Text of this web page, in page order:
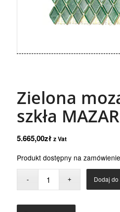
Zielona
szkła
5.665,00zł z Vat
Produkt dostępny na zamówienie
Dodaj do